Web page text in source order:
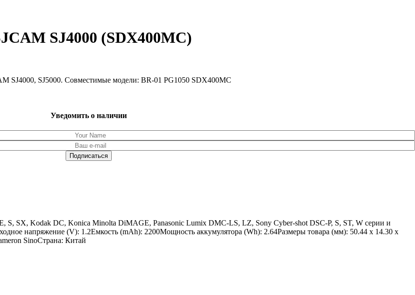
SJ4000 (SDX400MC)
SJ4000, SJ5000. Совместимые модели: BR-01 PG1050 SDX400MC
Уведомить о наличии
S, SX, Kodak DC, Konica Minolta DiMAGE, Panasonic Lumix DMC-LS, LZ, Sony Cyber-shot DSC-P, S, ST, W серии и
напряжение (V): 1.2Емкость (mAh): 2200Мощность аккумулятора (Wh): 2.64Размеры товара (мм): 50.44 x 14.30 x
SinoСтрана: Китай